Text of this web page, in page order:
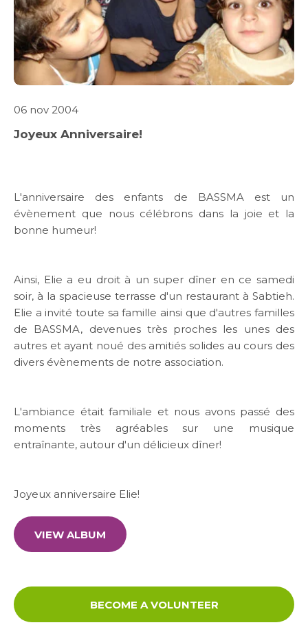
ABOUT US
SARWA
SHOP NOW
MEDIA CENTER
Media
Contact
Links
Privacy Policy
06 nov 2004
Joyeux Anniversaire!
L'anniversaire des enfants de BASSMA est un
évènement que nous célébrons dans la joie et la
bonne humeur!
Ainsi, Elie a eu droit à un super dîner en ce samedi
soir, à la spacieuse terrasse d'un restaurant à Sabtieh.
Elie a invité toute sa famille ainsi que d'autres familles
de BASSMA, devenues très proches les unes des
autres et ayant noué des amitiés solides au cours des
divers évènements de notre association.
L'ambiance était familiale et nous avons passé des
moments très agréables sur une musique
entraînante, autour d'un délicieux dîner!
Joyeux anniversaire Elie!
VIEW ALBUM
BECOME A VOLUNTEER